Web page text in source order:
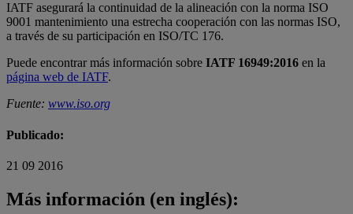
IATF asegurará la continuidad de la alineación con la norma ISO
9001 mantenimiento una estrecha cooperación con las normas ISO,
a través de su participación en ISO/TC 176.
Puede encontrar más información sobre IATF 16949:2016 en la
página web de IATF.
Fuente: www.iso.org
Publicado:
21 09 2016
Más información (en inglés):